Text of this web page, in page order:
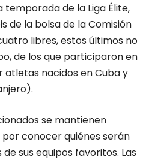
de la Liga Élite,
de la bolsa de la Comisión
libres, estos últimos no
de los que participaron en
atletas nacidos en Cuba y
se mantienen
conocer quiénes serán
sus equipos favoritos. Las